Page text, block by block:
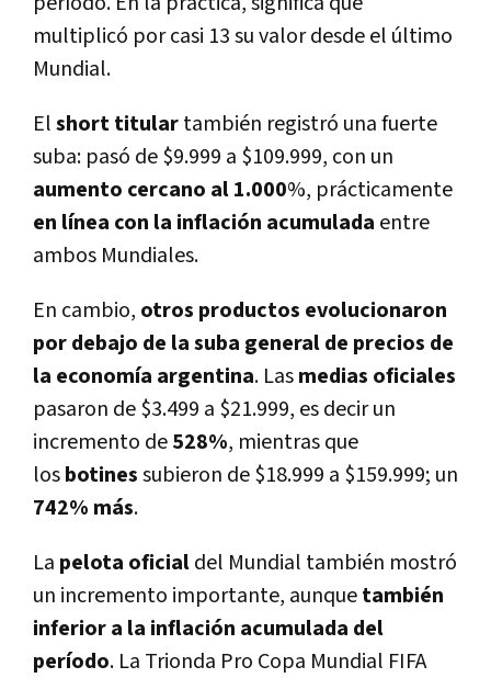
multiplicó por casi 13 su valor desde el último
Mundial.
Elshort titulartambién registró una fuerte
suba: pasó de $9.999 a $109.999, con un
aumento cercano al 1.000%, prácticamente
en línea con la inflación acumulada entre
ambos Mundiales.
En cambio, otros productos evolucionaron
por debajo de la suba general de precios de
la economía argentina. Lasmedias oficiales
pasaron de $3.499 a $21.999, es decir un
incremento de528%, mientras que
losbotinessubieron de $18.999 a $159.999; un
742% más.
La pelota oficialdel Mundial también mostró
un incremento importante, aunquetambién
inferior a la inflación acumulada del
período. La Trionda Pro Copa Mundial FIFA